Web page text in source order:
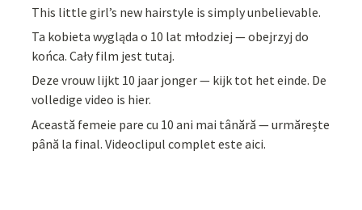
This little girl’s new hairstyle is simply unbelievable.
Ta kobieta wygląda o 10 lat młodziej — obejrzyj do
końca. Cały film jest tutaj.
Deze vrouw lijkt 10 jaar jonger — kijk tot het einde. De
volledige video is hier.
Această femeie pare cu 10 ani mai tânără — urmărește
până la final. Videoclipul complet este aici.